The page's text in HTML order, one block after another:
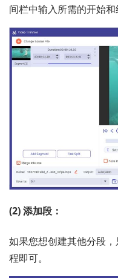
间栏中输入所需的开始和
(2) 添加段：
如果您想创建其他分段
程即可。